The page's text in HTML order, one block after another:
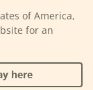
of America,
for an
here